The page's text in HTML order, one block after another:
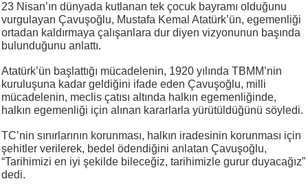
23 Nisan’ın dünyada kutlanan tek çocuk bayramı olduğunu
vurgulayan Çavuşoğlu, Mustafa Kemal Atatürk’ün, egemenliği
ortadan kaldırmaya çalışanlara dur diyen vizyonunun başında
bulunduğunu anlattı.
Atatürk’ün başlattığı mücadelenin, 1920 yılında TBMM’nin
kuruluşuna kadar geldiğini ifade eden Çavuşoğlu, milli
mücadelenin, meclis çatısı altında halkın egemenliğinde,
halkın egemenliği için alınan kararlarla yürütüldüğünü söyledi.
TC’nin sınırlarının korunması, halkın iradesinin korunması için
şehitler verilerek, bedel ödendiğini anlatan Çavuşoğlu,
“Tarihimizi en iyi şekilde bileceğiz, tarihimizle gurur duyacağız”
dedi.